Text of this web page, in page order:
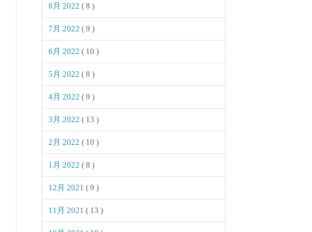
8月 2022 ( 8 )
7月 2022 ( 9 )
6月 2022 ( 10 )
5月 2022 ( 8 )
4月 2022 ( 9 )
3月 2022 ( 13 )
2月 2022 ( 10 )
1月 2022 ( 8 )
12月 2021 ( 9 )
11月 2021 ( 13 )